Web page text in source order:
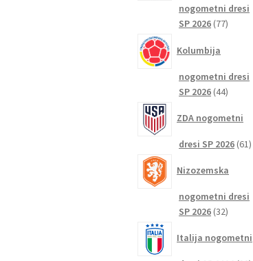
nogometni dresi
SP 2026 7777
Kolumbija
nogometni dresi
SP 2026 4444
ZDA nogometni
dresi SP 2026 6161
Nizozemska
nogometni dresi
SP 2026 3232
Italija nogometni